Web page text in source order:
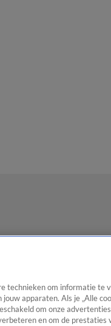
technieken om informatie te
apparaten. Als je „Alle
om onze
en om de prestaties